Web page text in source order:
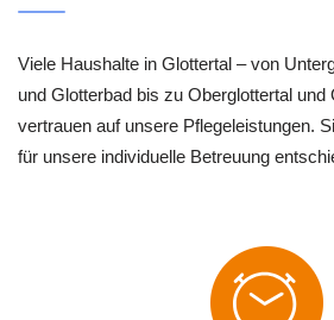
Viele Haushalte in Glottertal – von
und Glotterbad bis zu Oberglottertal und
vertrauen auf unsere Pflegeleistungen.
für unsere individuelle Betreuung